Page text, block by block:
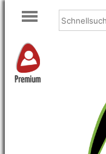
Premium